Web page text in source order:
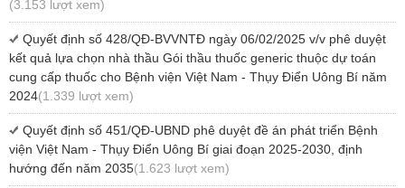
(3.153 lượt xem)
Quyết định số 428/QĐ-BVVNTĐ ngày 06/02/2025 v/v phê duyệt
kết quả lựa chọn nhà thầu Gói thầu thuốc generic thuộc dự toán
cung cấp thuốc cho Bệnh viện Việt Nam - Thụy Điển Uông Bí năm
2024(1.339 lượt xem)
Quyết định số 451/QĐ-UBND phê duyệt đề án phát triển Bệnh
viện Việt Nam - Thụy Điển Uông Bí giai đoạn 2025-2030, định
hướng đến năm 2035(1.623 lượt xem)